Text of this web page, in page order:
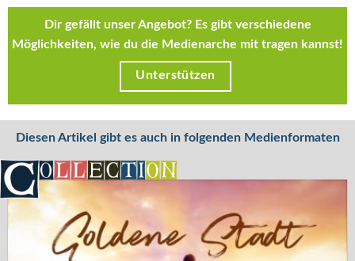
Dir gefällt unser Angebot? Es gibt verschiedene
Möglichkeiten, wie du die Medienarche mit tragen kannst!
Unterstützen
Diesen Artikel gibt es auch in folgenden Medienformaten